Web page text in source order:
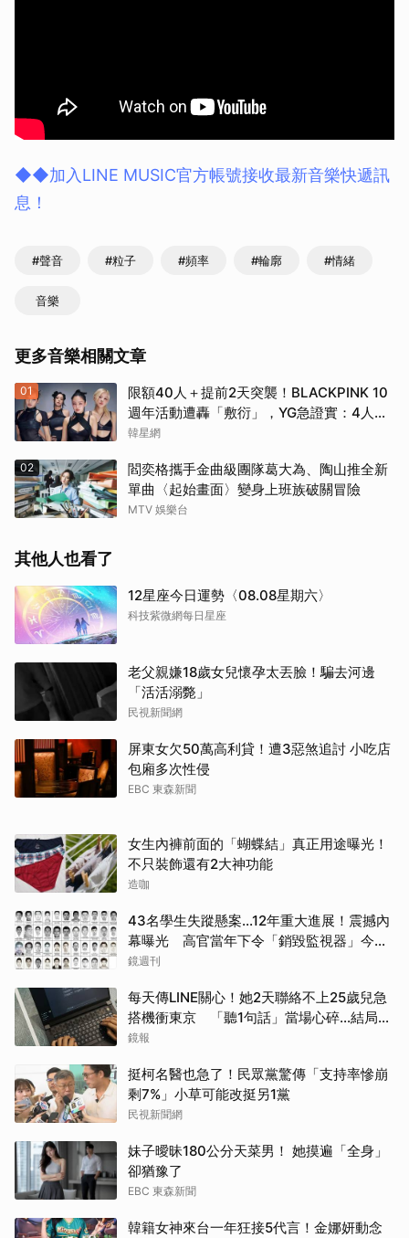
◆◆加入LINE MUSIC官方帳號接收最新音樂快遞訊
息！
#聲音 #粒子 #頻率 #輪廓 #情緒
音樂
更多音樂相關文章
01
限額40人＋提前2天突襲！BLACKPINK 10
週年活動遭轟「敷衍」，YG急證實：4人確
定完全體出席
韓星網
02
閻奕格攜手金曲級團隊葛大為、陶山推全新
單曲〈起始畫面〉變身上班族破關冒險
MTV 娛樂台
其他人也看了
12星座今日運勢〈08.08星期六〉
科技紫微網每日星座
老父親嫌18歲女兒懷孕太丟臉！騙去河邊
「活活溺斃」
民視新聞網
屏東女欠50萬高利貸！遭3惡煞追討 小吃店
包廂多次性侵
EBC 東森新聞
女生內褲前面的「蝴蝶結」真正用途曝光！
不只裝飾還有2大神功能
造咖
43名學生失蹤懸案...12年重大進展！震撼內
幕曝光 高官當年下令「銷毀監視器」今遭
逮
鏡週刊
每天傳LINE關心！她2天聯絡不上25歲兒急
搭機衝東京 「聽1句話」當場心碎...結局看
哭網
鏡報
挺柯名醫也急了！民眾黨驚傳「支持率慘崩
剩7%」小草可能改挺另1黨
民視新聞網
妹子曖昧180公分天菜男！ 她摸遍「全身」
卻猶豫了
EBC 東森新聞
韓籍女神來台一年狂接5代言！金娜妍動念
取消